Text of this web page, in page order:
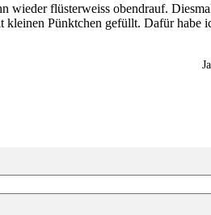
wieder flüsterweiss obendrauf.
kleinen Pünktchen gefüllt. Dafür